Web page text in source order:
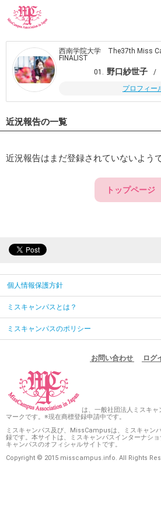
西南学院大学 The37th Miss
FINALIST
01. 野口紗世子
/
プロフィー
近況報告の一覧
近況報告はまだ登録されていないようで
トップページ
個人情報保護方針
ミスキャンパスとは？
ミスキャンパスのポリシー
お問い合わせ ログ
は、一般社団法人ミスキ
マークです。※現在商標登録申請中です。
ミスキャンパス及び、MissCampusは、ミスキャン
録です。本サイトは、ミスキャンパスインターナシ
キャンパスのオフィシャルサイトです。
Copyright © 2015 misscampus.info. All Rights